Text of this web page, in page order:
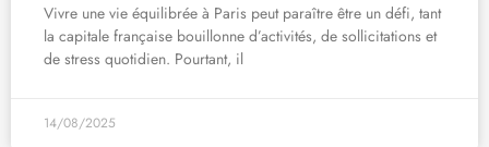
Vivre une vie équilibrée à Paris peut paraître être un défi, tant
la capitale française bouillonne d’activités, de sollicitations et
de stress quotidien. Pourtant, il
14/08/2025